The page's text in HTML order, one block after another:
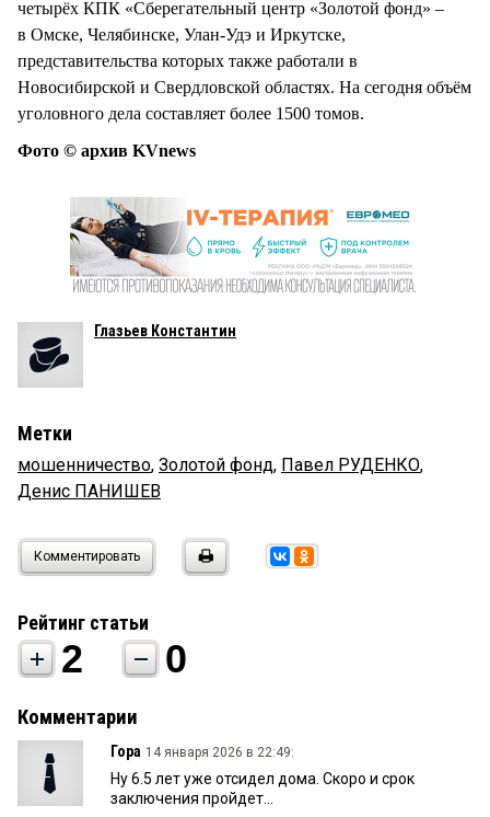
четырёх КПК «Сберегательный центр «Золотой фонд» –
в Омске, Челябинске, Улан-Удэ и Иркутске,
представительства которых также работали в
Новосибирской и Свердловской областях. На сегодня объём
уголовного дела составляет более 1500 томов.
Фото © архив KVnews
Глазьев Константин
Метки
мошенничество, Золотой фонд, Павел РУДЕНКО,
Денис ПАНИШЕВ
Комментировать
Рейтинг статьи
2 0
Комментарии
Гора 14 января 2026 в 22:49:
Ну 6.5 лет уже отсидел дома. Скоро и срок
заключения пройдет...